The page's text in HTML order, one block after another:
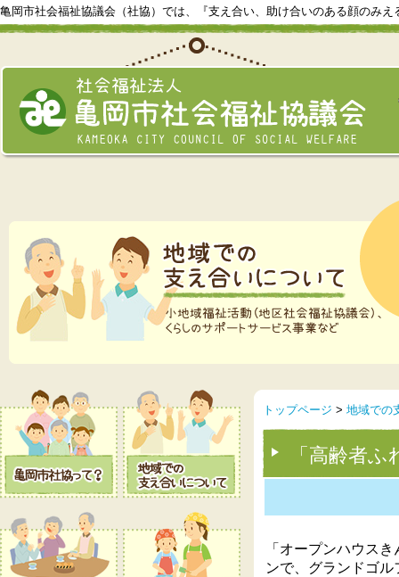
亀岡市社会福祉協議会（社協）では、『支え合い、助け合いのある顔のみ
トップページ > 地域での
「高齢者
「オープンハウス
ンで、グランドゴ